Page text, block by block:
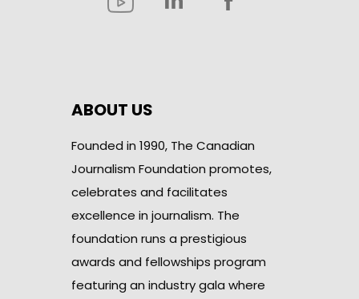
ABOUT US
Founded in 1990, The Canadian
Journalism Foundation promotes,
celebrates and facilitates
excellence in journalism. The
foundation runs a prestigious
awards and fellowships program
featuring an industry gala where